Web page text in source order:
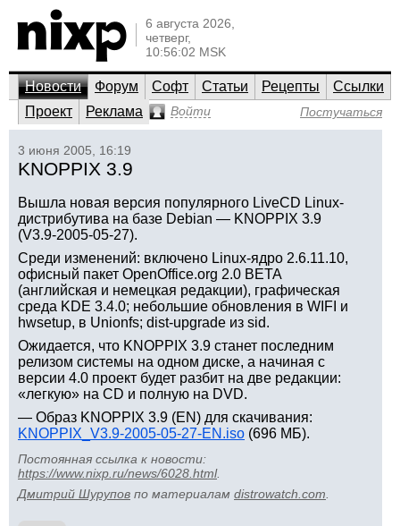
6 августа 2026,
четверг,
10:56:02 MSK
Новости Форум Софт Статьи Рецепты
Ссылки
Проект
Реклама Войти Постучаться
3 июня 2005, 16:19
KNOPPIX 3.9
Вышла новая версия популярного LiveCD Linux-
дистрибутива на базе Debian — KNOPPIX 3.9
(V3.9-2005-05-27).
Среди изменений: включено Linux-ядро 2.6.11.10,
офисный пакет OpenOffice.org 2.0 BETA
(английская и немецкая редакции), графическая
среда KDE 3.4.0; небольшие обновления в WIFI и
hwsetup, в Unionfs; dist-upgrade из sid.
Ожидается, что KNOPPIX 3.9 станет последним
релизом системы на одном диске, а начиная с
версии 4.0 проект будет разбит на две редакции:
«легкую» на CD и полную на DVD.
— Образ KNOPPIX 3.9 (EN) для скачивания:
KNOPPIX_V3.9-2005-05-27-EN.iso (696 МБ).
Постоянная ссылка к новости:
https://www.nixp.ru/news/6028.html.
Дмитрий Шурупов по материалам distrowatch.com